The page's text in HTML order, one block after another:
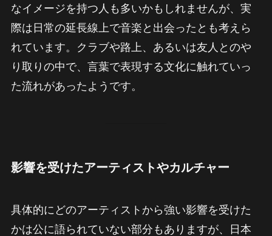
なイメージを持つ人も多いかもしれませんが、実
際は日常の延長線上で音楽と出会ったとも考えら
れています。クラブや路上、あるいは友人とのや
り取りの中で、言葉で表現する文化に触れていっ
た流れがあったようです。
影響を受けたアーティストやカルチャー
具体的にどのアーティストから強い影響を受けた
かは公に語られていない部分もありますが、日本